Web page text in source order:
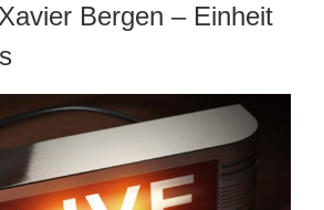
Bergen – Einheit